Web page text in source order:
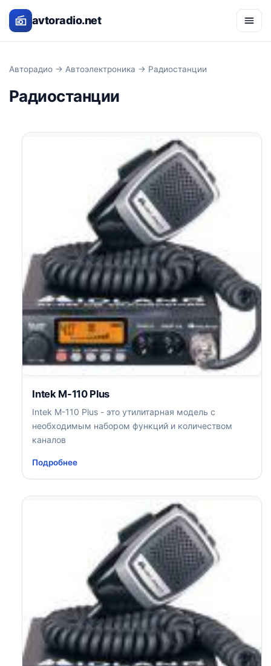
avtoradio.net
Авторадио → Автоэлектроника → Радиостанции
Радиостанции
Intek M-110 Plus
Intek M-110 Plus - это утилитарная модель с
необходимым набором функций и количеством
каналов
Подробнее